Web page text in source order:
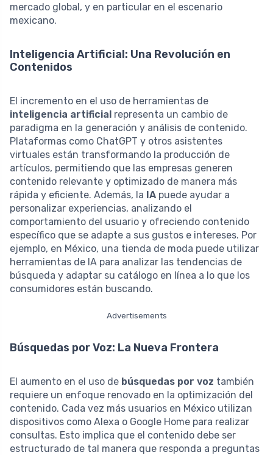
mercado global, y en particular en el escenario
mexicano.
Inteligencia Artificial: Una Revolución en
Contenidos
El incremento en el uso de herramientas de
inteligencia artificial representa un cambio de
paradigma en la generación y análisis de contenido.
Plataformas como ChatGPT y otros asistentes
virtuales están transformando la producción de
artículos, permitiendo que las empresas generen
contenido relevante y optimizado de manera más
rápida y eficiente. Además, la IA puede ayudar a
personalizar experiencias, analizando el
comportamiento del usuario y ofreciendo contenido
específico que se adapte a sus gustos e intereses. Por
ejemplo, en México, una tienda de moda puede utilizar
herramientas de IA para analizar las tendencias de
búsqueda y adaptar su catálogo en línea a lo que los
consumidores están buscando.
Advertisements
Búsquedas por Voz: La Nueva Frontera
El aumento en el uso de búsquedas por voz también
requiere un enfoque renovado en la optimización del
contenido. Cada vez más usuarios en México utilizan
dispositivos como Alexa o Google Home para realizar
consultas. Esto implica que el contenido debe ser
estructurado de tal manera que responda a preguntas